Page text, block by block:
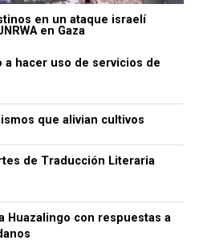
en un ataque israelí
en Gaza
a hacer uso de servicios de
que alivian cultivos
de Traducción Literaria
Huazalingo con respuestas a